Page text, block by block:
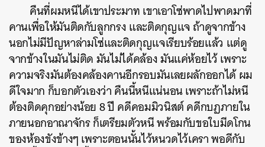
คืนที่ผมหนีได้เขาประมาท เขาเอาโซ่พาดไปพาดมาที่
คานเพื่อให้มันติดกับลูกกรง และติดกุญแจ ถ้าดูจากข้าง
นอกไม่มีปัญหาล่ามโซ่และติดกุญแจเรียบร้อยแล้ว แต่ดู
จากข้างในมันไม่ติด มันไม่ได้คล้อง มันแค่ห้อยไว้ เพราะ
ความจริงมันต้องคล้องคานอีกรอบมันเลยผลักออกได้ ผม
ดีใจมาก ก็บอกตัวเองว่า คืนนี้หนีแน่นอน เพราะถ้าไม่หนี
ต้องติดคุกอย่างน้อย 8 ปี คดีคอมมิวนิสต์ คดีกบฏภายใน
ภายนอกอาณาจักร ก็เตรียมตัวหนี พร้อมกับขอใบมีดโกน
ของห้องขังข้างๆ เพราะตอนนั้นไว้หนวดไว้เครา พอดีกับ